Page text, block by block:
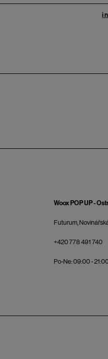
Woox POP UP -
Futurum,
+420 778 491 740
Po-Ne: 09:00 -